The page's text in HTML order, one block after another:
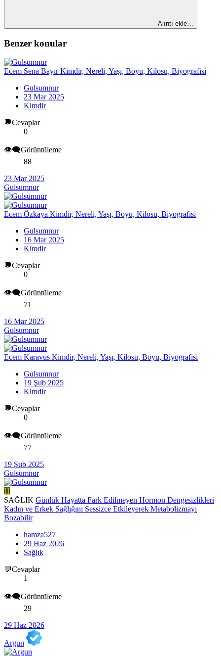
Alıntı ekle…
Benzer konular
Ecem Sena Bayır Kimdir, Nereli, Yaşı, Boyu, Kilosu, Biyografisi
Gulsumnur
23 Mar 2025
Kimdir
💬Cevaplar
0
👁️‍🗨️Görüntüleme
88
23 Mar 2025
Gulsumnur
Ecem Özkaya Kimdir, Nereli, Yaşı, Boyu, Kilosu, Biyografisi
Gulsumnur
16 Mar 2025
Kimdir
💬Cevaplar
0
👁️‍🗨️Görüntüleme
71
16 Mar 2025
Gulsumnur
Ecem Karavus Kimdir, Nereli, Yaşı, Kilosu, Boyu, Biyografisi
Gulsumnur
19 Şub 2025
Kimdir
💬Cevaplar
0
👁️‍🗨️Görüntüleme
77
19 Şub 2025
Gulsumnur
H
SAĞLIK Günlük Hayatta Fark Edilmeyen Hormon Dengesizlikleri
Kadın ve Erkek Sağlığını Sessizce Etkileyerek Metabolizmayı
Bozabilir
hamza527
29 Haz 2026
Sağlık
💬Cevaplar
1
👁️‍🗨️Görüntüleme
29
29 Haz 2026
Argun